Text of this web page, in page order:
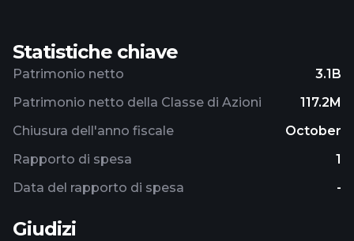
Statistiche chiave
Patrimonio netto
3.1B
Patrimonio netto della Classe di Azioni
117.2M
Chiusura dell'anno fiscale
October
Rapporto di spesa
1
Data del rapporto di spesa
-
Giudizi